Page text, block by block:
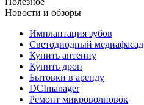
Новости и обзоры
Имплантация зубов
Светодиодный медиафасад
Купить антенну
Купить дрон
Бытовки в аренду
DCImanager
Ремонт микроволновок